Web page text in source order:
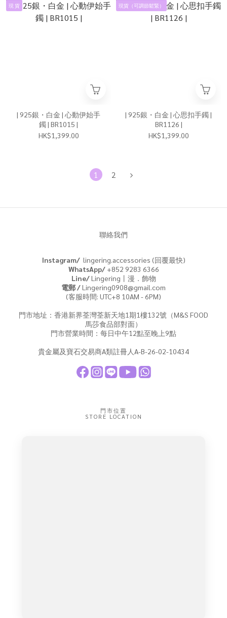
現 貨
| 925銀・白金 | 心動伊始手
鐲 | BR1015 |
HK$1,399.00
現貨（可調節鬆緊）
| 925銀・白金 | 心思扣手鐲 |
BR1126 |
HK$1,399.00
1 2
聯絡我們
Instagram/ lingering.accessories (回覆最快)
WhatsApp/+852 9283 6366
Line/Lingering丨漫．飾物
電郵 /Lingering0908@gmail.com
(客服時間: UTC+8 10AM - 6PM)
門市地址：香港新界荃灣荃新天地1期1樓132號（M&S FOOD
馬莎食品部對面）
門市營業時間：每日中午12點至晚上9點
貴金屬及寶石交易商A類註冊人A-B-26-02-10434
門市位置
STORE LOCATION